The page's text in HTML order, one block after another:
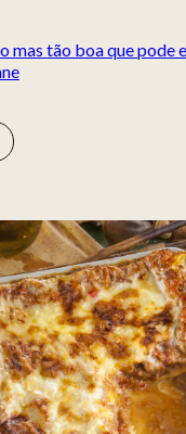
mas tão boa que pode